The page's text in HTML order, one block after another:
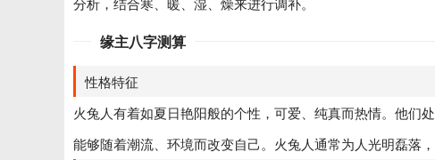
缘主八字测算
性格特征
火兔人有着如夏日艳阳般的个性，可爱、纯真而热情。他们
能够随着潮流、环境而改变自己。火兔人通常为人光明磊落